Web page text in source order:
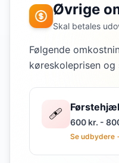
Øvrige
Skal betales
Følgende
køreskoleprisen og
🩹 600 kr. -
Se udbydere